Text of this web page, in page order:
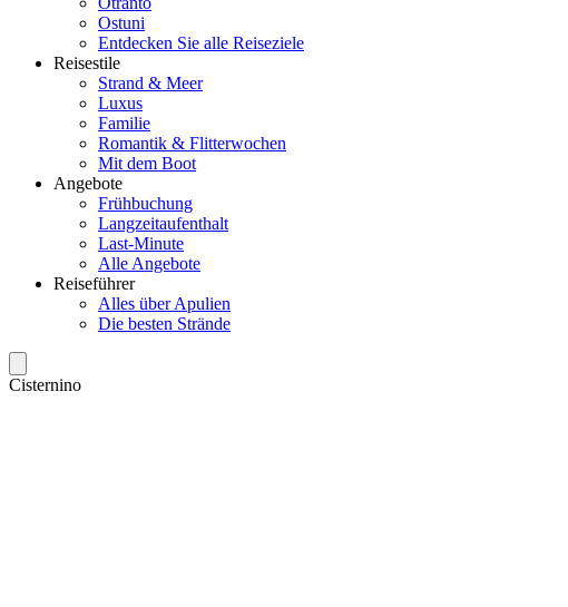
Ostuni
Entdecken Sie alle Reiseziele
Reisestile
Strand & Meer
Luxus
Familie
Romantik & Flitterwochen
Mit dem Boot
Angebote
Frühbuchung
Langzeitaufenthalt
Last-Minute
Alle Angebote
Reiseführer
Alles über Apulien
Die besten Strände
Cisternino